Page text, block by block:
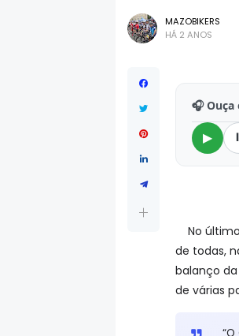
MAZOBIKERS
HÁ 2 ANOS
🎧
▶
No
de todas,
balanço
de várias